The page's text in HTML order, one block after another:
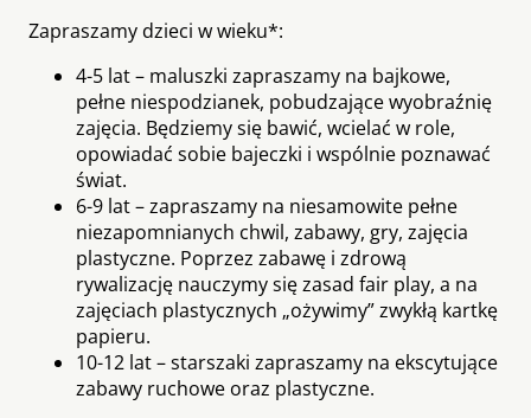
Zapraszamy dzieci w wieku*:
4-5 lat – maluszki zapraszamy na bajkowe,
pełne niespodzianek, pobudzające wyobraźnię
zajęcia. Będziemy się bawić, wcielać w role,
opowiadać sobie bajeczki i wspólnie poznawać
świat.
6-9 lat – zapraszamy na niesamowite pełne
niezapomnianych chwil, zabawy, gry, zajęcia
plastyczne. Poprzez zabawę i zdrową
rywalizację nauczymy się zasad fair play, a na
zajęciach plastycznych „ożywimy” zwykłą kartkę
papieru.
10-12 lat – starszaki zapraszamy na ekscytujące
zabawy ruchowe oraz plastyczne.